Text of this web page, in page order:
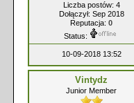
Liczba postów: 4
Dołączył: Sep 2018
Reputacja: 0
Status:
10-09-2018 13:52
Vintydz
Junior Member